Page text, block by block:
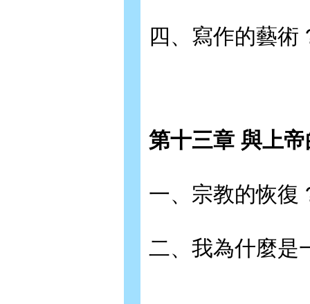
四、寫作的藝術
第十三章 與上
一、宗教的恢復
二、我為什麼是